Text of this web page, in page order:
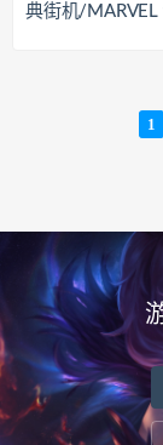
典街机/MARVEL
1